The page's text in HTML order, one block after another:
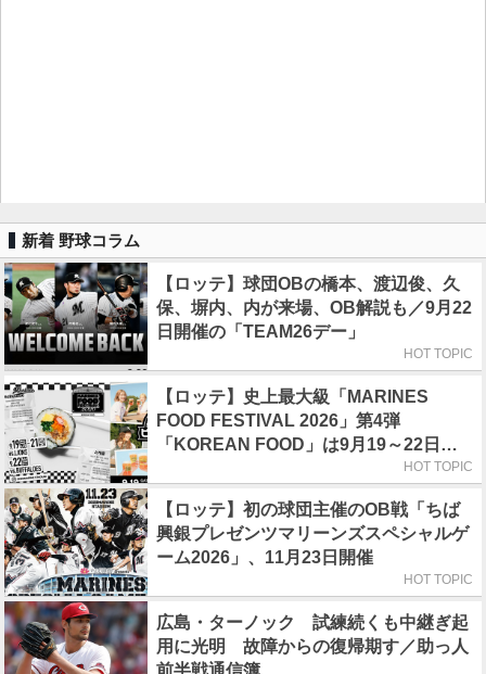
新着 野球コラム
【ロッテ】球団OBの橋本、渡辺俊、久
保、塀内、内が来場、OB解説も／9月22
日開催の「TEAM26デー」
HOT TOPIC
【ロッテ】史上最大級「MARINES
FOOD FESTIVAL 2026」第4弾
「KOREAN FOOD」は9月19～22日／
HOT TOPIC
【ロッテ】初の球団主催のOB戦「ちば
興銀プレゼンツマリーンズスペシャルゲ
ーム2026」、11月23日開催
HOT TOPIC
広島・ターノック 試練続くも中継ぎ起
用に光明 故障からの復帰期す／助っ人
前半戦通信簿